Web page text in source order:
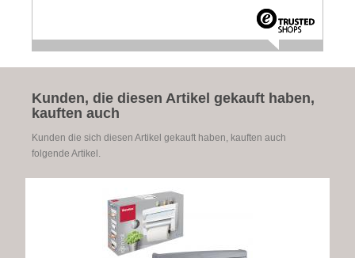
Kunden, die diesen Artikel gekauft haben,
kauften auch
Kunden die sich diesen Artikel gekauft haben, kauften auch
folgende Artikel.